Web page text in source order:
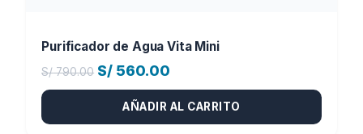
Purificador de Agua Vita Mini
S/790.00 El
precio
original
S/ 560.00
precio
actual
AÑADIR AL CARRITO